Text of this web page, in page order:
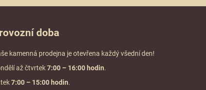
doba
kamenná prodejna je otevřena každý všední den!
až čtvrtek7:00 – 16:00 hodin.
7:00 – 15:00 hodin.